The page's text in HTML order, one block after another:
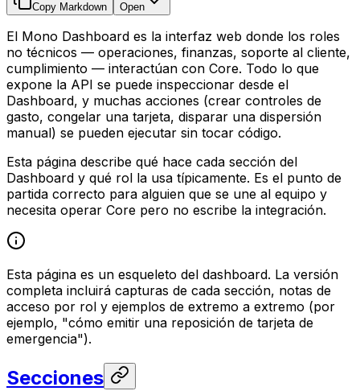
Copy Markdown Open
El Mono Dashboard es la interfaz web donde los roles
no técnicos — operaciones, finanzas, soporte al cliente,
cumplimiento — interactúan con Core. Todo lo que
expone la API se puede inspeccionar desde el
Dashboard, y muchas acciones (crear controles de
gasto, congelar una tarjeta, disparar una dispersión
manual) se pueden ejecutar sin tocar código.
Esta página describe qué hace cada sección del
Dashboard y qué rol la usa típicamente. Es el punto de
partida correcto para alguien que se une al equipo y
necesita operar Core pero no escribe la integración.
Esta página es un esqueleto del dashboard. La versión
completa incluirá capturas de cada sección, notas de
acceso por rol y ejemplos de extremo a extremo (por
ejemplo, "cómo emitir una reposición de tarjeta de
emergencia").
Secciones